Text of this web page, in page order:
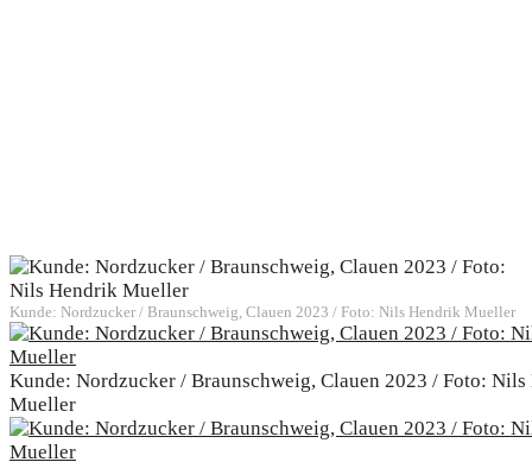
Kunde: Nordzucker / Braunschweig, Clauen 2023 / Foto: Nils Hendrik Mueller
Kunde: Nordzucker / Braunschweig, Clauen 2023 / Foto:
Mueller